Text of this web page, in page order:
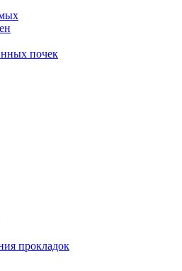
почек
прокладок